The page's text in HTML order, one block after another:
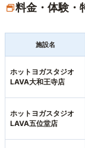
料金・体験・
施設名
ホットヨガスタジオ
LAVA大和王寺店
ホットヨガスタジオ
LAVA五位堂店